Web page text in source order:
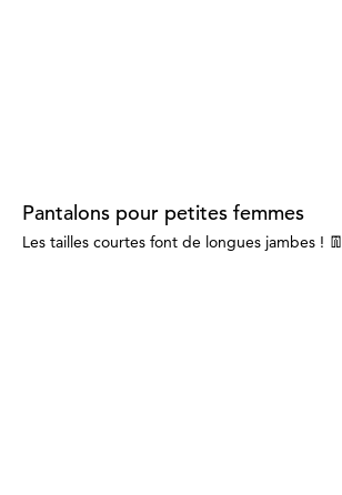
Pantalons pour petites femmes
Les tailles courtes font de longues jambes ! 👖